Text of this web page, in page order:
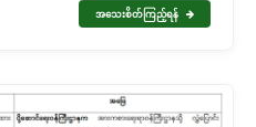
အသေးစိတ်ကြည့်ရန်